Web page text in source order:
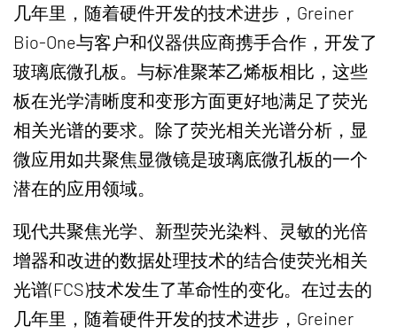
几年里，随着硬件开发的技术进步，Greiner
Bio-One与客户和仪器供应商携手合作，开发了
玻璃底微孔板。与标准聚苯乙烯板相比，这些
板在光学清晰度和变形方面更好地满足了荧光
相关光谱的要求。除了荧光相关光谱分析，显
微应用如共聚焦显微镜是玻璃底微孔板的一个
潜在的应用领域。
现代共聚焦光学、新型荧光染料、灵敏的光倍
增器和改进的数据处理技术的结合使荧光相关
光谱(FCS)技术发生了革命性的变化。在过去的
几年里，随着硬件开发的技术进步，Greiner